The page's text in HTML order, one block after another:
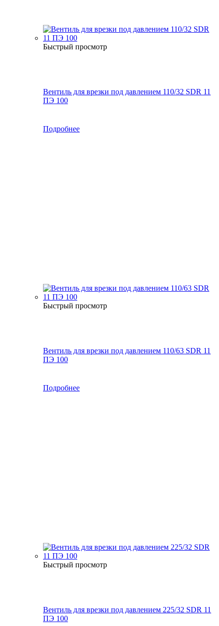
Быстрый просмотр
Вентиль для врезки под давлением 110/32 SDR 11
ПЭ 100
Подробнее
Быстрый просмотр
Вентиль для врезки под давлением 110/63 SDR 11
ПЭ 100
Подробнее
Быстрый просмотр
Вентиль для врезки под давлением 225/32 SDR 11
ПЭ 100